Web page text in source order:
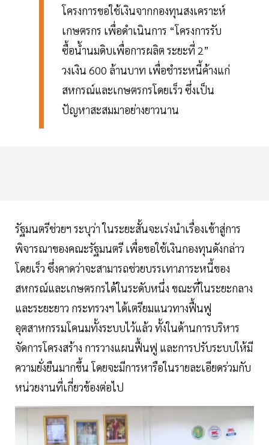
โครงการขอใช้เงินจากกองทุนสงเคราะห์
เกษตรกร เพื่อดำเนินการ “โครงการรับ
ซื้อน้ำนมดิบเพื่อการผลิต ระยะที่ 2”
วงเงิน 600 ล้านบาท เพื่อชำระหนี้ค้างแก่
สหกรณ์และเกษตรกรโดยเร็ว ซึ่งเป็น
ปัญหาสะสมมาอย่างยาวนาน
รัฐมนตรีช่วยฯ ระบุว่า ในระยะสั้นจะเร่งนำเรื่องเข้าสู่การ
พิจารณาของคณะรัฐมนตรี เพื่อขอใช้เงินกองทุนดังกล่าว
โดยเร็ว ซึ่งคาดว่าจะสามารถช่วยบรรเทาภาระหนี้ของ
สหกรณ์และเกษตรกรได้ในระดับหนึ่ง ขณะที่ในระยะกลาง
และระยะยาว กระทรวงฯ ได้เตรียมแนวทางฟื้นฟู
อุตสาหกรรมโคนมทั้งระบบไว้แล้ว ทั้งในด้านการบริหาร
จัดการโครงสร้าง การวางแผนฟื้นฟู และการปรับระบบให้มี
ความยั่งยืนมากขึ้น โดยจะมีการหารือในรายละเอียดร่วมกับ
หน่วยงานที่เกี่ยวข้องต่อไป